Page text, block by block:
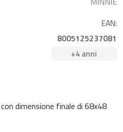
EAN:
8005125237081
+4 anni
dimensione finale di 68x48